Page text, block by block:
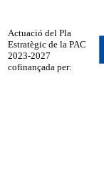
Actuació del Pla
Estratègic de la PAC
2023-2027
cofinançada per: